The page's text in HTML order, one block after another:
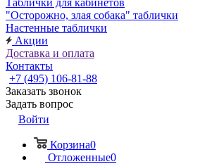
Таблички для кабинетов
"Осторожно, злая собака" таблички
Настенные таблички
Акции
Доставка и оплата
Контакты
+7 (495) 106-81-88
Заказать звонок
Задать вопрос
Войти
Корзина0
Отложенные0